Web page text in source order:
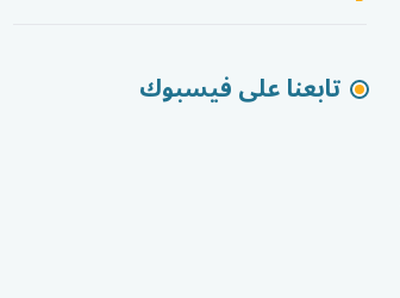
تابعنا على فيسبوك